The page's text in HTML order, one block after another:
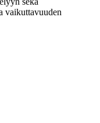
vaikuttavuuden